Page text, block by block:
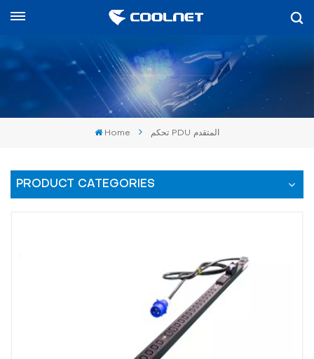
Home تحكم PDU المتقدم
PRODUCT CATEGORIES